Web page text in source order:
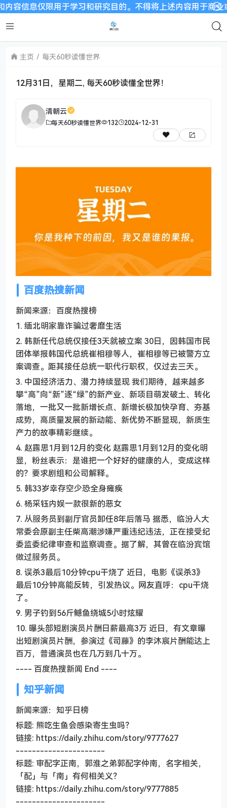
息仅限用于学习和研究目的。不得将上述内容用于商业或
主页 每天60秒读懂世界
12月31日，星期二, 每天60秒读懂全世界！
清朝云
每天60秒读懂世界 132 2024-12-31
百度热搜新闻
新闻来源：百度热搜榜
1. 缅北明家靠诈骗过奢靡生活
2. 韩新任代总统仅接任3天就被立案 30日，因韩国市民
团体举报韩国代总统崔相穆等人，崔相穆等已被警方立
案调查。距其接任总统一职代行职权，仅过去三天。
3. 中国经济活力、潜力持续显现 我们期待，越来越多
攀“高”向“新”逐“绿”的新产业、新项目萌发破土、转化
落地，一批又一批新增长点、新增长极加快孕育、夯基
成势，高质量发展的新动能、新优势不断显现，新质生
产力的故事精彩继续。
4. 赵露思1月到12月的变化 赵露思1月到12月的变化明
显，粉丝表示：是谁把一个好好的健康的人，变成这样
的？要求剧组和公司解释。
5. 韩33岁幸存空少恐全身瘫痪
6. 杨采钰内娱一款很新的恶女
7. 从服务员到副厅官员卸任8年后落马 据悉，临汾人大
常委会原副主任柴高潮涉嫌严重违纪违法，正在接受纪
委监委纪律审查和监察调查。据了解，其曾在临汾宾馆
做过服务员。
8. 误杀3最后10分钟cpu干烧了 近日，电影《误杀3》
最后10分钟高能反转，引发热议。网友直呼：cpu干烧
了。
9. 男子钓到56斤鳡鱼绕城5小时炫耀
10. 曝头部短剧演员片酬日薪最高3万 近日，有文章曝
出短剧演员片酬，参演过《司藤》的李沐宸片酬能达上
百万，普通演员也在几万到几十万。
---- 百度热搜新闻 End ----
知乎新闻
新闻来源：知乎日榜
标题: 熊吃生鱼会感染寄生虫吗？
链接: https://daily.zhihu.com/story/9777627
----------------------
标题: 审配字正南，郭淮之弟郭配字仲南，名字相关，
「配」与「南」有何相关义？
链接: https://daily.zhihu.com/story/9777885
----------------------